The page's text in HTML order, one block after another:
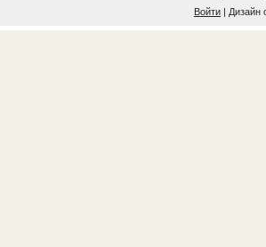
Войти | Дизайн